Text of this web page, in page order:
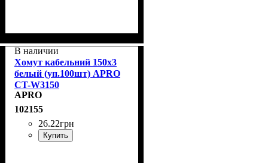
В наличии
Хомут кабельний 150x3
белый (уп.100шт) APRO
CT-W3150
APRO
102155
26.22грн
Купить